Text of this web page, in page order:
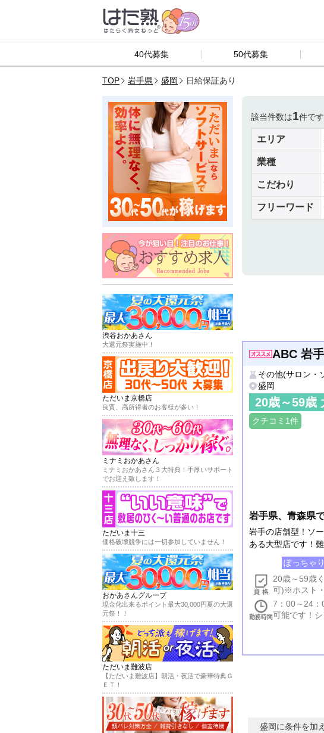
40代募集 50代募集
TOP 岩手県 盛岡 日給保証あり
該当件数は1件です
エリア
業種
こだわり
フリーワード
ABC 岩
その他(サロン・
盛岡
20歳～59歳
クチコミ1件
岩手県、青森県
岩手の店舗型！ソ
ある大型店です！
ぽっちゃ
20歳～59歳
可)※ホスト
でご応募下
7：00～24：
可能です！
盛岡に条件を加
渋谷おかあさん
大還元祭実施中！
ただいま京橋店
良質、高所得者のお客様が多い！
ミナミおかあさん
ミナミおかあさん３大特典！手厚いサポート
でお迎え致します！
ただいま十三
価格破壊競争には一切参加していません！
おかあさんグループ
現金化出来るポイント最大30,000円夏の大還
元祭！！
ただいま難波店
【ただいま難波店】朝活・夜活で豪華特典Ｇ
ＥＴ！